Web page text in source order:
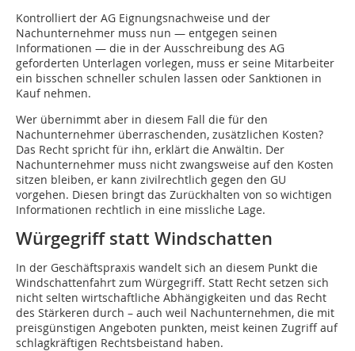
Kontrolliert der AG Eignungsnachweise und der
Nachunternehmer muss nun — entgegen seinen
Informationen — die in der Ausschreibung des AG
geforderten Unterlagen vorlegen, muss er seine Mitarbeiter
ein bisschen schneller schulen lassen oder Sanktionen in
Kauf nehmen.
Wer übernimmt aber in diesem Fall die für den
Nachunternehmer überraschenden, zusätzlichen Kosten?
Das Recht spricht für ihn, erklärt die Anwältin. Der
Nachunternehmer muss nicht zwangsweise auf den Kosten
sitzen bleiben, er kann zivilrechtlich gegen den GU
vorgehen. Diesen bringt das Zurückhalten von so wichtigen
Informationen rechtlich in eine missliche Lage.
Würgegriff statt Windschatten
In der Geschäftspraxis wandelt sich an diesem Punkt die
Windschattenfahrt zum Würgegriff. Statt Recht setzen sich
nicht selten wirtschaftliche Abhängigkeiten und das Recht
des Stärkeren durch – auch weil Nachunternehmen, die mit
preisgünstigen Angeboten punkten, meist keinen Zugriff auf
schlagkräftigen Rechtsbeistand haben.